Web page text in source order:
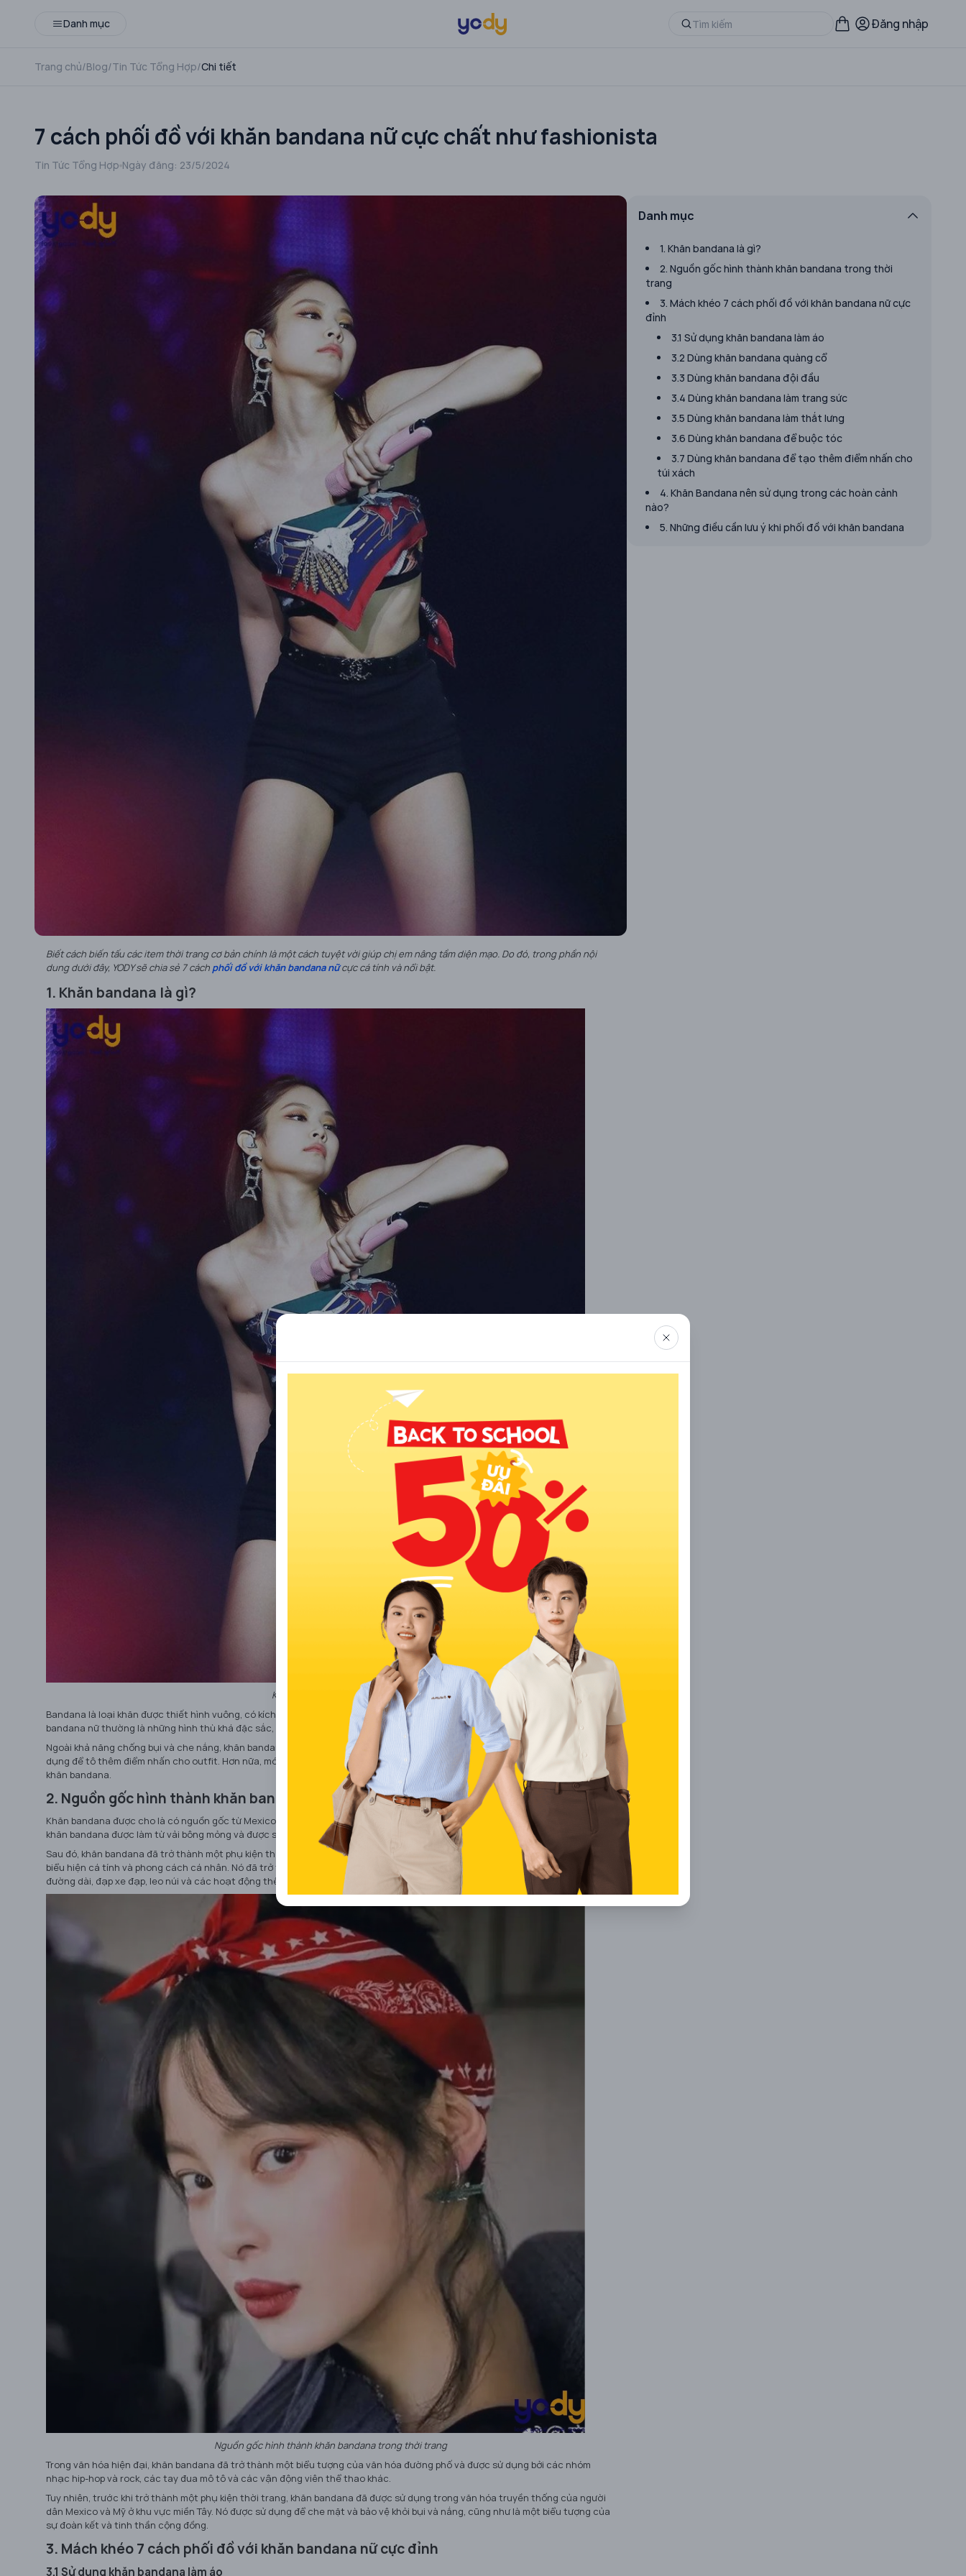
Danh mục Đăng nhập
Trang chủ/Blog/Tin Tức Tổng Hợp/Chi tiết
7 cách phối đồ với khăn bandana nữ cực chất như fashionista
Tin Tức Tổng Hợp Ngày đăng: 23/5/2024
Biết cách biến tấu các item thời trang cơ bản chính là một cách tuyệt vời giúp chị em nâng tầm diện mạo. Do đó, trong phần nội
dung dưới đây, YODY sẽ chia sẻ 7 cách phối đồ với khăn bandana nữ cực cá tính và nổi bật.
1. Khăn bandana là gì?
Khái niệm về khăn bandana
Bandana là loại khăn được thiết hình vuông, có kích thước bình thường đủ để buộc, thắt tạo kiểu. Các hoạ tiết trên khăn
bandana nữ thường là những hình thù khá đặc sắc, nổi bật và cá tính.
Ngoài khả năng chống bụi và che nắng, khăn bandana còn là một phụ kiện thời trang được nhiều bạn trẻ lẫn fashionista sử
dụng để tô thêm điểm nhấn cho outfit. Hơn nữa, món đồ này còn không kén giới tính. Dù là nam hay nữ thì đều có thể sử dụng
khăn bandana.
2. Nguồn gốc hình thành khăn bandana trong thời trang
Khăn bandana được cho là có nguồn gốc từ Mexico và trở thành một phụ kiện thời trang phổ biến ở Mỹ vào thế kỷ 19. Ban đầu,
khăn bandana được làm từ vải bông mỏng và được sử dụng để lau mồ hôi hoặc bụi bẩn trong khi làm việc ngoài trời.
Sau đó, khăn bandana đã trở thành một phụ kiện thời trang phổ biến trong văn hóa hiện đại và được sử dụng như một cách để
biểu hiện cá tính và phong cách cá nhân. Nó đã trở thành một phụ kiện yêu thích trong các hoạt động ngoài trời như đi bộ
đường dài, đạp xe đạp, leo núi và các hoạt động thể thao khác.
Nguồn gốc hình thành khăn bandana trong thời trang
Trong văn hóa hiện đại, khăn bandana đã trở thành một biểu tượng của văn hóa đường phố và được sử dụng bởi các nhóm
nhạc hip-hop và rock, các tay đua mô tô và các vận động viên thể thao khác.
Tuy nhiên, trước khi trở thành một phụ kiện thời trang, khăn bandana đã được sử dụng trong văn hóa truyền thống của người
dân Mexico và Mỹ ở khu vực miền Tây. Nó được sử dụng để che mặt và bảo vệ khỏi bụi và nắng, cũng như là một biểu tượng của
sự đoàn kết và tinh thần cộng đồng.
3. Mách khéo 7 cách phối đồ với khăn bandana nữ cực đỉnh
3.1 Sử dụng khăn bandana làm áo
Danh mục
1. Khăn bandana là gì?
2. Nguồn gốc hình thành khăn bandana trong thời
trang
3. Mách khéo 7 cách phối đồ với khăn bandana nữ cực
đỉnh
3.1 Sử dụng khăn bandana làm áo
3.2 Dùng khăn bandana quàng cổ
3.3 Dùng khăn bandana đội đầu
3.4 Dùng khăn bandana làm trang sức
3.5 Dùng khăn bandana làm thắt lưng
3.6 Dùng khăn bandana để buộc tóc
3.7 Dùng khăn bandana để tạo thêm điểm nhấn cho
túi xách
4. Khăn Bandana nên sử dụng trong các hoàn cảnh
nào?
5. Những điều cần lưu ý khi phối đồ với khăn bandana